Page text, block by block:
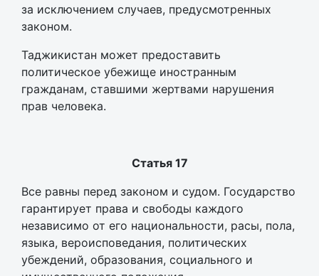
за исключением случаев, предусмотренных
законом.
Таджикистан может предоставить
политическое убежище иностранным
гражданам, ставшими жертвами нарушения
прав человека.
Статья 17
Все равны перед законом и судом. Государство
гарантирует права и свободы каждого
независимо от его национальности, расы, пола,
языка, вероисповедания, политических
убеждений, образования, социального и